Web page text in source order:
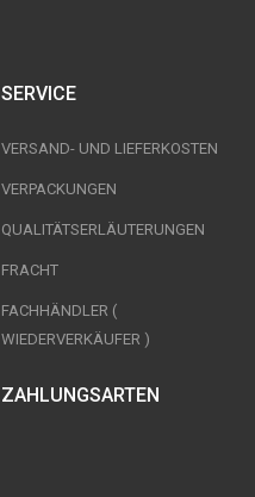
SERVICE
VERSAND- UND LIEFERKOSTEN
VERPACKUNGEN
QUALITÄTSERLÄUTERUNGEN
FRACHT
FACHHÄNDLER (
WIEDERVERKÄUFER )
ZAHLUNGSARTEN